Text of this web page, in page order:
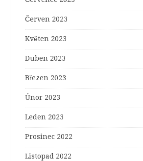
Červen 2023
Květen 2023
Duben 2023
Březen 2023
Únor 2023
Leden 2023
Prosinec 2022
Listopad 2022